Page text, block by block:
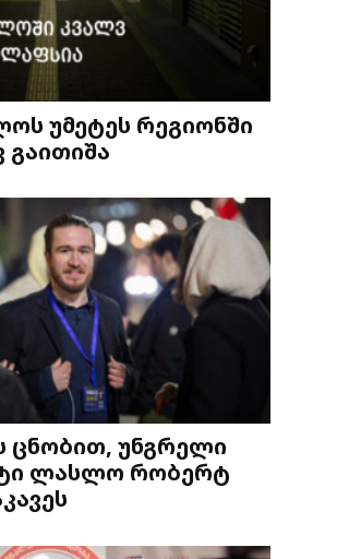
უმეტეს რეგიონში
გაითიშა
ცნობით, უნგრელი
ლასლო რობერტ